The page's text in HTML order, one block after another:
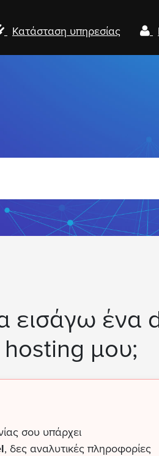
Κατάσταση υπηρεσίας
ένα
hosting μου;
σου υπάρχει
, δες αναλυτικές πληροφορίες